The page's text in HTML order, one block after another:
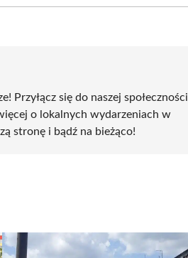
Przyłącz się do naszej społeczności
o lokalnych wydarzeniach w
stronę i bądź na bieżąco!